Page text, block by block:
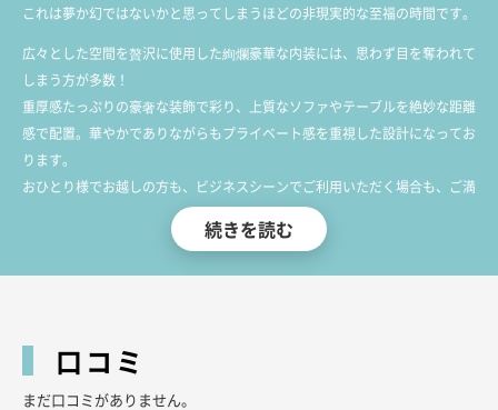
これは夢か幻ではないかと思ってしまうほどの非現実的な至福の時間です。
広々とした空間を贅沢に使用した絢爛豪華な内装には、思わず目を奪われて
しまう方が多数！
重厚感たっぷりの豪奢な装飾で彩り、上質なソファやテーブルを絶妙な距離
感で配置。華やかでありながらもプライベート感を重視した設計になってお
ります。
おひとり様でお越しの方も、ビジネスシーンでご利用いただく場合も、ご満
足いただけるひとときを堪能できます。
また、お客様の一夜を華麗に彩るキャストは厳しい面接をクリアし、特に洗
練された美しさを誇る魅力あふれる女性たちばかり。
なお、当店では現在、ご新規のお客様向けの初回特典をご用意しておりま
す。
続きを読む
口コミ
まだ口コミがありません。